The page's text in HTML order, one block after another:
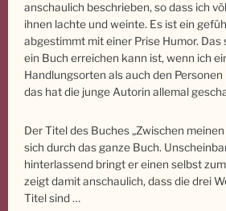
anschaulich beschrieben, so dass ich
ihnen lachte und weinte. Es ist ein
abgestimmt mit einer Prise Humor. Das
ein Buch erreichen kann ist, wenn ich
Handlungsorten als auch den
das hat die junge Autorin allemal
Der Titel des Buches „Zwischen
sich durch das ganze Buch.
hinterlassend bringt er einen selbst
zeigt damit anschaulich, dass die drei
Titel sind …